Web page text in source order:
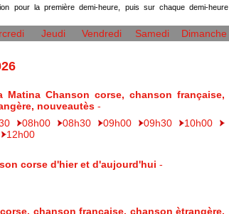
pour la première demi-heure, puis sur chaque demi-heure
Jeudi Vendredi Samedi Dimanche
Matina Chanson corse, chanson française,
nouveautès -
08h00 08h30 09h00 09h30
10h00
12h00
corse d'hier et d'aujourd'hui -
chanson française, chanson ètrangère,